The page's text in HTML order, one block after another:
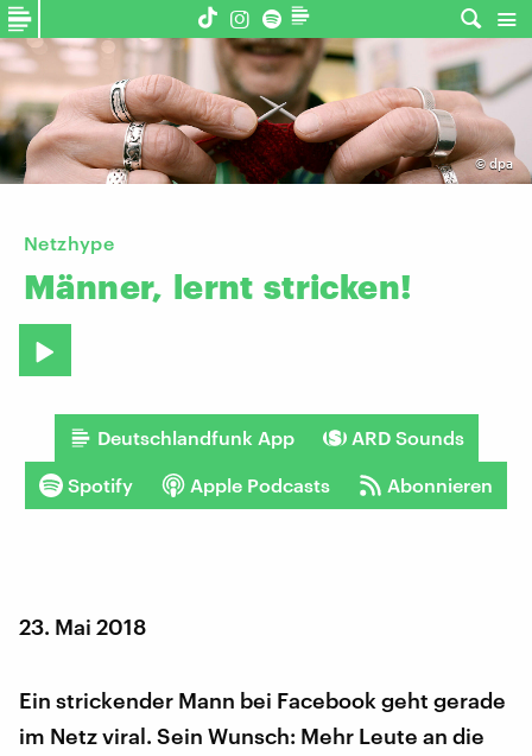
©dpa
Netzhype
Männer, lernt stricken!
Deutschlandfunk App ARD Sounds
Spotify Apple Podcasts Abonnieren
23. Mai 2018
Ein strickender Mann bei Facebook geht gerade
im Netz viral. Sein Wunsch: Mehr Leute an die